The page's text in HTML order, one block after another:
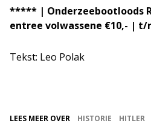
***** | Onderzeebootloods
entree volwassene €10,- | t/
Tekst: Leo Polak
LEES MEER OVER HISTORIE HITLER